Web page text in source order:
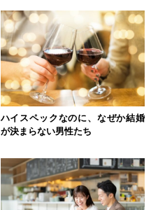
ハイスペックなのに、なぜか結婚
が決まらない男性たち